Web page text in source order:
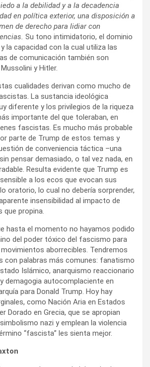
a la debilidad y a la decadencia
en política exterior, una disposición a
de derecho para lidiar con
Su tono intimidatorio, el dominio
la capacidad con la cual utiliza las
de comunicación también son
y Hitler.
cualidades derivan como mucho de
La sustancia ideológica
diferente y los privilegios de la riqueza
importante del que toleraban, en
fascistas. Es mucho más probable
parte de Trump de estos temas y
de conveniencia táctica –una
pensar demasiado, o tal vez nada, en
Resulta evidente que Trump es
a los ecos que evocan sus
oratorio, lo cual no debería sorprender,
insensibilidad al impacto de
propina.
hasta el momento no hayamos podido
del poder tóxico del fascismo para
aborrecibles. Tendremos
con palabras más comunes: fanatismo
Islámico, anarquismo reaccionario
demagogia autocomplaciente en
para Donald Trump. Hoy hay
como Nación Aria en Estados
Dorado en Grecia, que se apropian
nazi y emplean la violencia
“fascista” les sienta mejor.